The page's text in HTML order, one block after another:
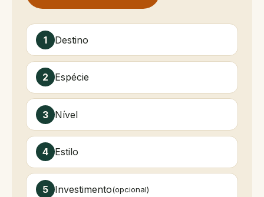
Destino
Espécie
Nível
Estilo
Investimento(opcional)